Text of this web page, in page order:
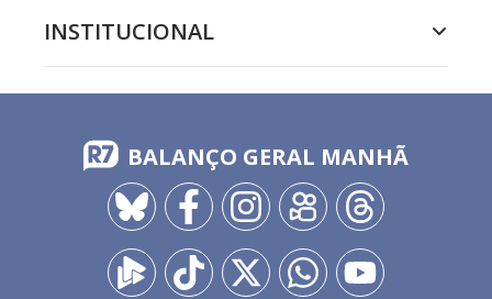
INSTITUCIONAL
BALANÇO GERAL MANHÃ